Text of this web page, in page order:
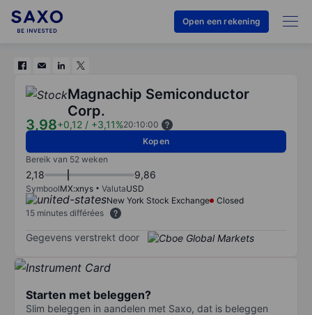
Open een rekening
Magnachip Semiconductor
Corp.
3,98+0,12 / +3,11%20:10:00
Kopen
Bereik van 52 weken
2,18 9,86
SymboolMX:xnys ValutaUSD
New York Stock Exchange
Closed
15 minutes différées
Gegevens verstrekt door
Starten met beleggen?
Slim beleggen in aandelen met Saxo, dat is beleggen